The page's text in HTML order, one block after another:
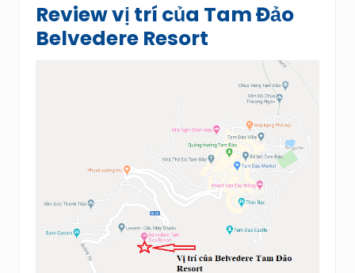
Review vị trí của Tam Đảo
Belvedere Resort